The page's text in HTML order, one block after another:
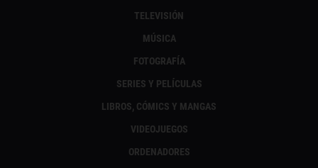
TELEVISIÓN
MÚSICA
FOTOGRAFÍA
SERIES Y PELÍCULAS
LIBROS, CÓMICS Y MANGAS
VIDEOJUEGOS
ORDENADORES